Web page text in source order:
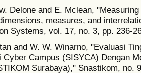
Delone and E. Mclean,
measures, and
Systems, vol. 17, no. 3, pp. 236-
and W. W. Winarno, "Evaluasi
Cyber Campus (SISYCA) Dengan
Surabaya)," Snastikom, no.